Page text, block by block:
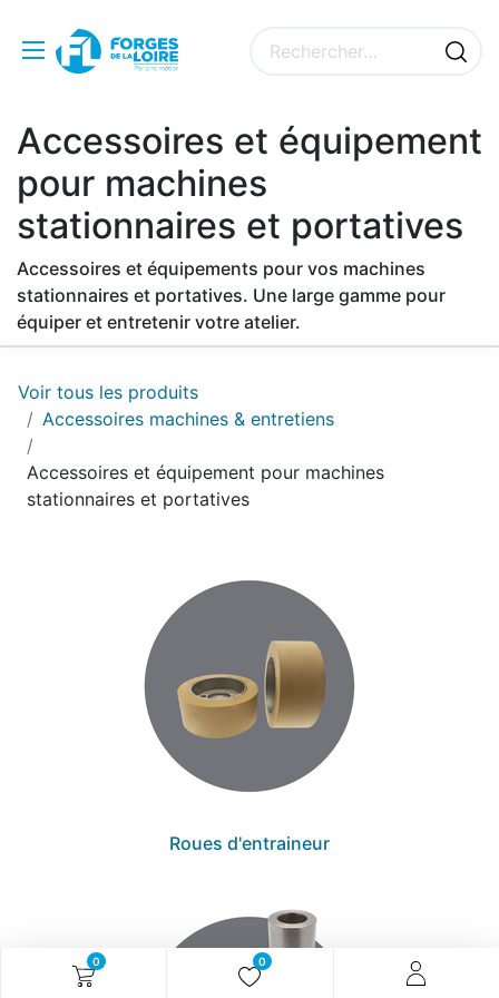
0 0
Accessoires et équipement
pour machines
stationnaires et portatives
Accessoires et équipements pour vos machines
stationnaires et portatives. Une large gamme pour
équiper et entretenir votre atelier.
Voir tous les produits
Accessoires machines & entretiens
Accessoires et équipement pour machines
stationnaires et portatives
Roues d'entraineur